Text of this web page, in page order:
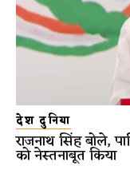
देश दुनिया
राजनाथ सिंह बोले,
को नेस्तनाबूत किया